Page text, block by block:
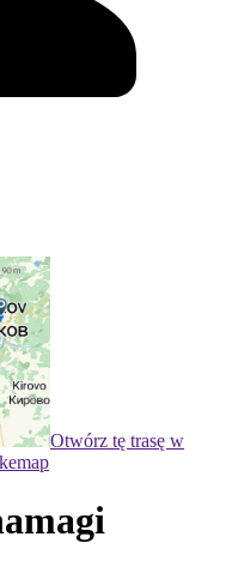
Otwórz tę trasę w